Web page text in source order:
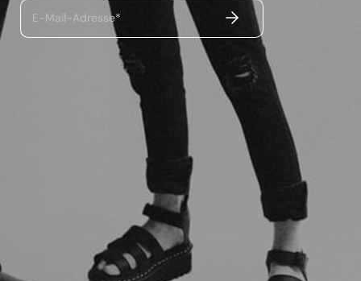
E-Mail-Adresse* ABSENDEN